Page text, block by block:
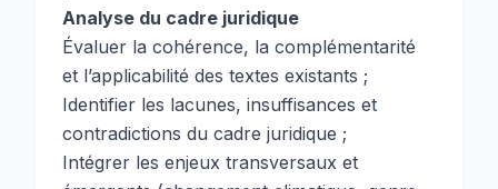
Analyse du cadre juridique
Évaluer la cohérence, la complémentarité
et l’applicabilité des textes existants ;
Identifier les lacunes, insuffisances et
contradictions du cadre juridique ;
Intégrer les enjeux transversaux et